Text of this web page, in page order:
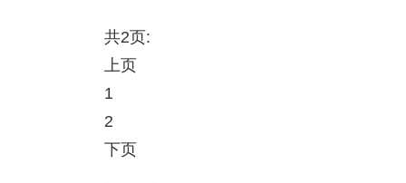
共2页:
上页
1
2
下页